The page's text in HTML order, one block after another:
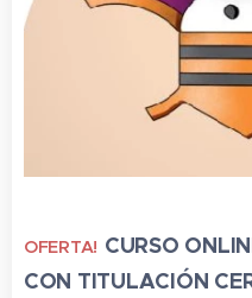
OFERTA! CURSO
CON TITULACIÓN